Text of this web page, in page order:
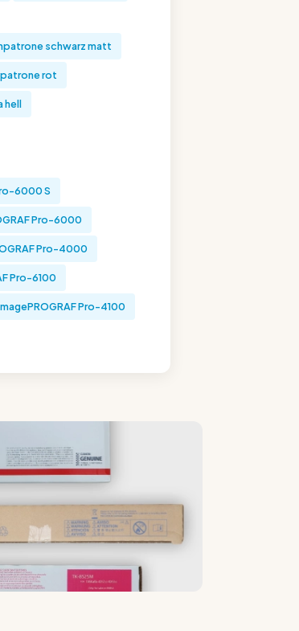
schwarz matt
rot
hell
6000 S
Pro-6000
Pro-4000
Pro-6100
Pro-4100